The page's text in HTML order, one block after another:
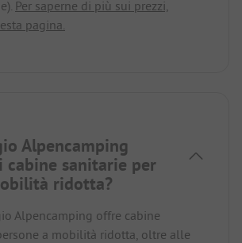
Per saperne di più sui prezzi,
pagina.
Alpencamping
cabine sanitarie per
ridotta?
Alpencamping offre cabine
a mobilità ridotta, oltre alle